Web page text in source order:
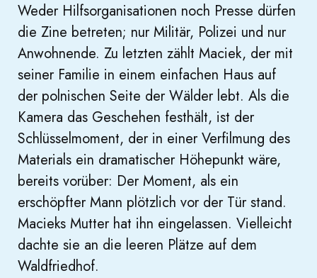
Weder Hilfsorganisationen noch Presse dürfen
die Zine betreten; nur Militär, Polizei und nur
Anwohnende. Zu letzten zählt Maciek, der mit
seiner Familie in einem einfachen Haus auf
der polnischen Seite der Wälder lebt. Als die
Kamera das Geschehen festhält, ist der
Schlüsselmoment, der in einer Verfilmung des
Materials ein dramatischer Höhepunkt wäre,
bereits vorüber: Der Moment, als ein
erschöpfter Mann plötzlich vor der Tür stand.
Macieks Mutter hat ihn eingelassen. Vielleicht
dachte sie an die leeren Plätze auf dem
Waldfriedhof.